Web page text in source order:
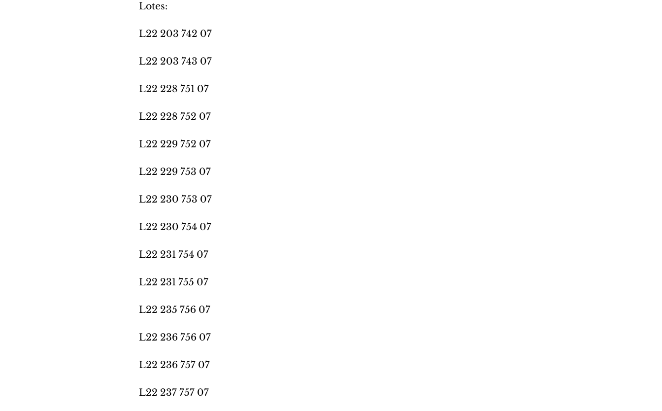
Lotes:
L22 203 742 07
L22 203 743 07
L22 228 751 07
L22 228 752 07
L22 229 752 07
L22 229 753 07
L22 230 753 07
L22 230 754 07
L22 231 754 07
L22 231 755 07
L22 235 756 07
L22 236 756 07
L22 236 757 07
L22 237 757 07